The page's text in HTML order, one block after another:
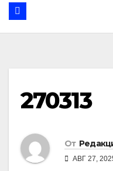
270313
От
АВГ 27,